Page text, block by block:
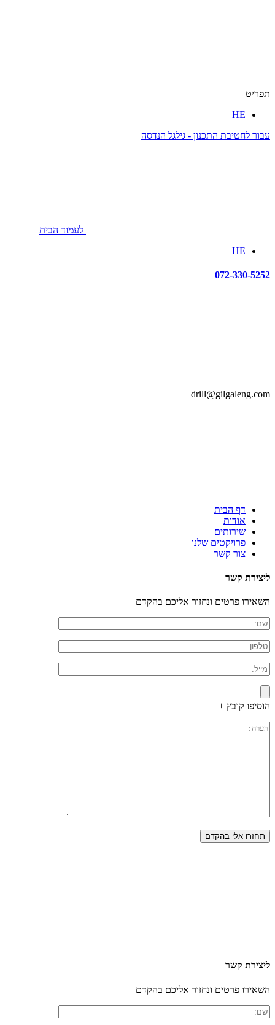
תפריט
HE
עבור לחטיבת התכנון - גילגל הנדסה
לעמוד הבית
HE
072-330-5252
drill@gilgaleng.com
דף הבית
אודות
שירותים
פרויקטים שלנו
צור קשר
ליצירת קשר
השאירו פרטים ונחזור אליכם בהקדם
הוסיפו קובץ +
ליצירת קשר
השאירו פרטים ונחזור אליכם בהקדם